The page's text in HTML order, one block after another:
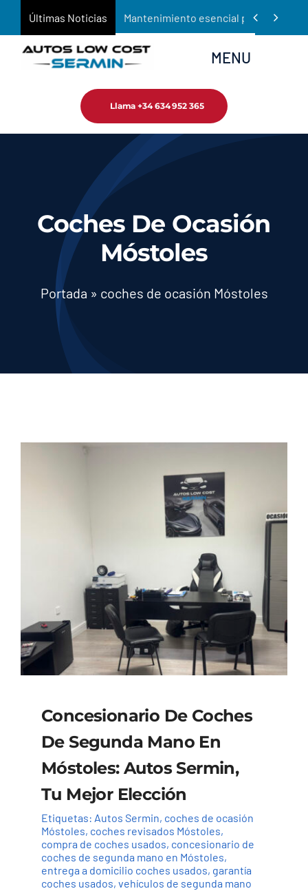
contenido
Últimas Noticias Mantenimiento esencial para
 
MENU
Servicios
Noticias
Contacto
Llama +34 634 952 365
Coches De Ocasión
Móstoles
Portada » coches de ocasión Móstoles
Concesionario De Coches
De Segunda Mano En
Móstoles: Autos Sermin,
Tu Mejor Elección
Etiquetas: Autos Sermin, coches de ocasión
Móstoles, coches revisados Móstoles,
compra de coches usados, concesionario de
coches de segunda mano en Móstoles,
entrega a domicilio coches usados, garantía
coches usados, vehículos de segunda mano